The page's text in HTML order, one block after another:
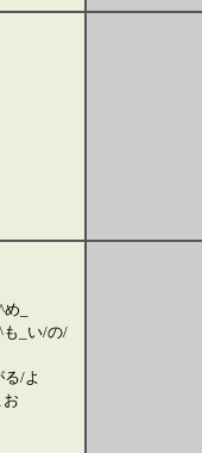
_
も_い/の/
/よ